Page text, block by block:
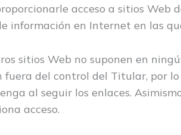
acceso a sitios Web
información en Internet en las
sitios Web no suponen en
fuera del control del Titular, por
al seguir los enlaces.
acceso.